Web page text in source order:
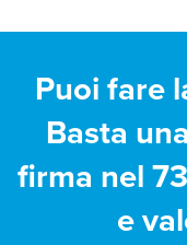
Puoi fare
Basta
firma nel
e